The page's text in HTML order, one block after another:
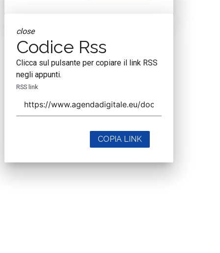
close
Codice Rss
Clicca sul pulsante per copiare il link RSS
negli appunti.
RSS link
COPIA LINK